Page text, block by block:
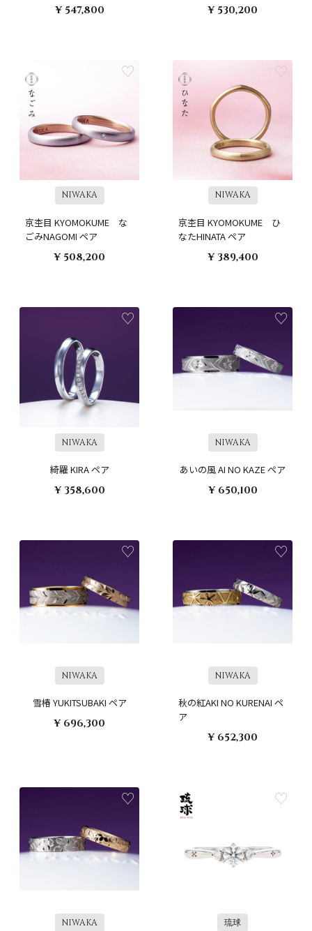
¥ 547,800
¥ 530,200
NIWAKA
京杢目 KYOMOKUME な
ごみNAGOMI ペア
¥ 508,200
NIWAKA
京杢目 KYOMOKUME ひ
なたHINATA ペア
¥ 389,400
NIWAKA
綺羅 KIRA ペア
¥ 358,600
NIWAKA
あいの風 AI NO KAZE ペア
¥ 650,100
NIWAKA
雪椿 YUKITSUBAKI ペア
¥ 696,300
NIWAKA
秋の紅AKI NO KURENAI ペ
ア
¥ 652,300
NIWAKA 琉球